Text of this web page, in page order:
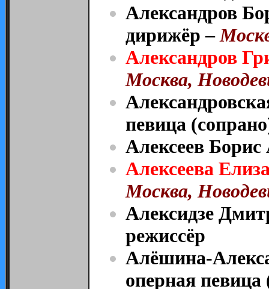
Александров
дирижёр –
Александров
Москва,
певица
Алексеев
Алексеева
Москва,
Алексидзе
режиссёр
Алёшина-
оперная